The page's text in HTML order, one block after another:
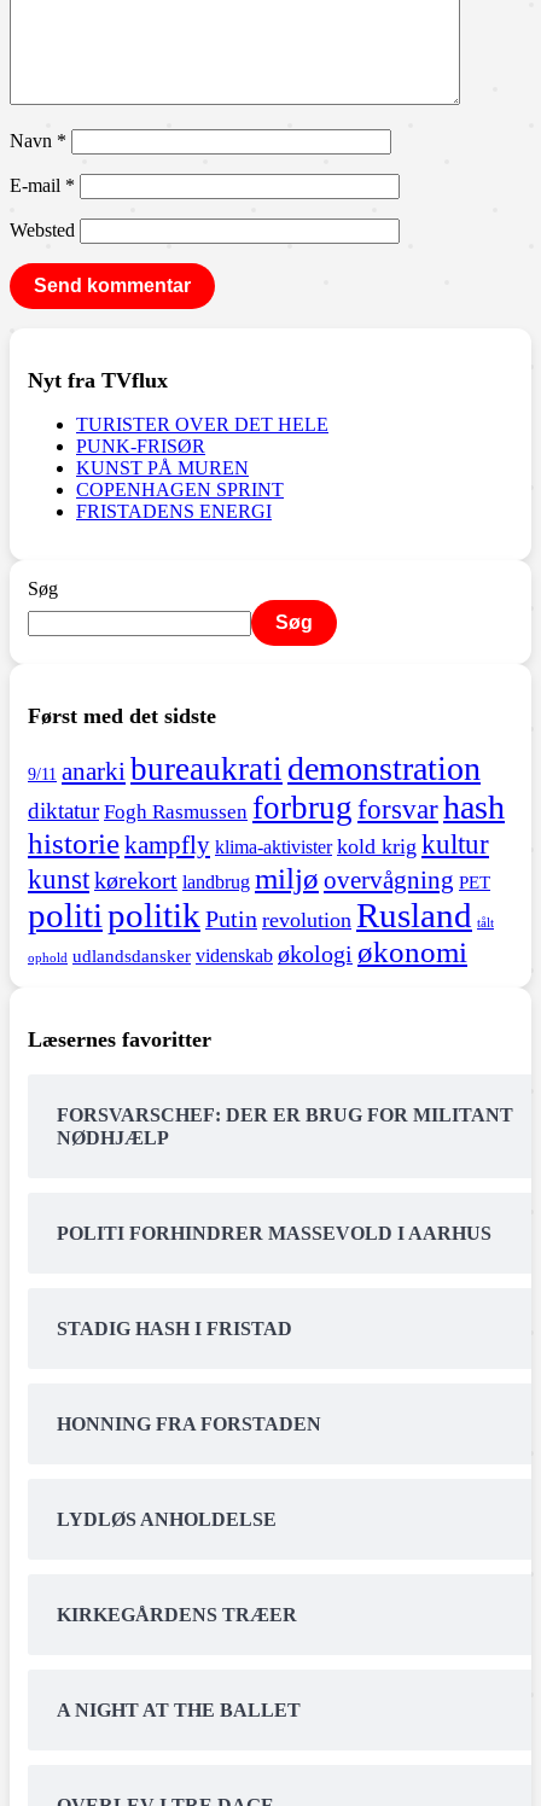
Navn *
E-mail *
Websted
Nyt fra TVflux
TURISTER OVER DET HELE
PUNK-FRISØR
KUNST PÅ MUREN
COPENHAGEN SPRINT
FRISTADENS ENERGI
Søg
Søg
Først med det sidste
9/11 anarkibureaukrati demonstration
diktatur Fogh Rasmussen forbrugforsvarhash
historiekampfly klima-aktivister kold krig kultur
kunstkørekort landbrug miljø overvågning PET
politipolitikPutin revolution Rusland tålt
ophold udlandsdansker videnskab økologi økonomi
Læsernes favoritter
FORSVARSCHEF: DER ER BRUG FOR MILITANT
NØDHJÆLP
POLITI FORHINDRER MASSEVOLD I AARHUS
STADIG HASH I FRISTAD
HONNING FRA FORSTADEN
LYDLØS ANHOLDELSE
KIRKEGÅRDENS TRÆER
A NIGHT AT THE BALLET